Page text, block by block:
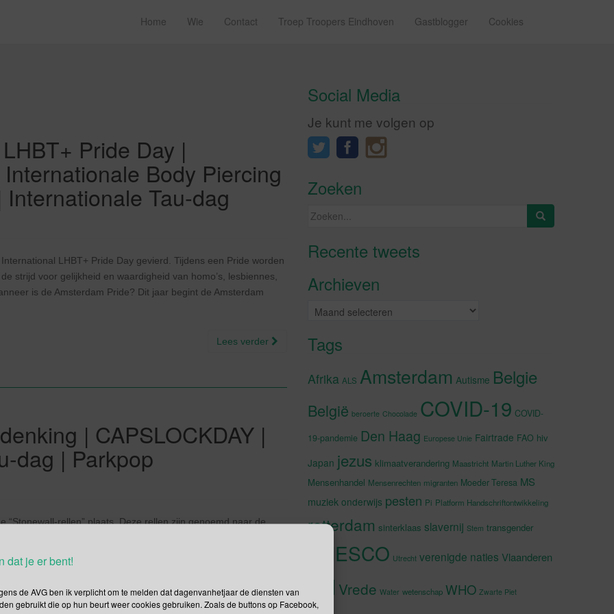
dat je er bent!
de AVG ben ik verplicht om te melden dat dagenvanhetjaar de diensten van
gebruikt die op hun beurt weer cookies gebruiken. Zoals de buttons op Facebook,
Home Wie Contact Troep Troopers Eindhoven Gastblogger Cookies
Pride Day |
Body Piercing
Internationale Tau-dag
LHBT+ Pride Day gevierd. Tijdens een Pride worden
strijd voor gelijkheid en waardigheid van homo’s, lesbiennes,
is de Amsterdam Pride? Dit jaar begint de Amsterdam
Lees verder
| CAPSLOCKDAY |
dag | Parkpop
“Stonewall-rellen” plaats. Deze rellen zijn genoemd naar de
Zij werden stelselmatig door de politie “getreiterd”. Op 28
tegen de politie. Ze waren klaar met de […]
Social Media
Je kunt me volgen op
Zoeken
Zoeken
Recente tweetsKlik om marketing cookies te
Archieven
Archieven
Tags
Afrika ALS Amsterdam Autisme Belgie
België beroerte Chocolade COVID-19 COVID-
19-pandemie Den Haag Europese Unie Fairtrade FAO hiv
Japan jezus klimaatverandering Maastricht Martin Luther King
Mensenhandel Mensenrechten migranten Moeder Teresa MS
muziek onderwijs pesten Pi Platform Handschriftontwikkeling
rotterdam sinterklaas slavernij Stem transgender
UNESCO Utrecht verenigde naties Vlaanderen
VN Vrede Water wetenschap WHO Zwarte Piet